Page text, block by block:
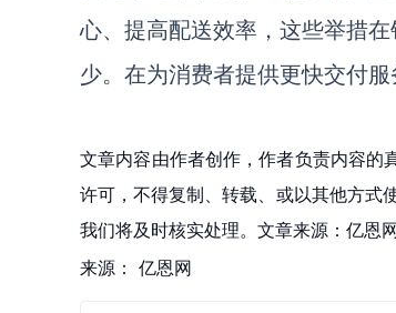
心、提高配送效率，这些举措
少。在为消费者提供更快交付
文章内容由作者创作，作者负责内容的
许可，不得复制、转载、或以其他方式
我们将及时核实处理。文章来源：亿恩
来源： 亿恩网